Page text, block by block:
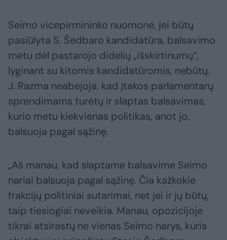
Seimo vicepirmininko nuomone, jei būtų
pasiūlyta S. Šedbaro kandidatūra, balsavimo
metu dėl pastarojo didelių „išskirtinumų“,
lyginant su kitomis kandidatūromis, nebūtų.
J. Razma neabejoja, kad įtakos parlamentarų
sprendimams turėtų ir slaptas balsavimas,
kurio metu kiekvienas politikas, anot jo,
balsuoja pagal sąžinę.
„Aš manau, kad slaptame balsavime Seimo
nariai balsuoja pagal sąžinę. Čia kažkokie
frakcijų politiniai sutarimai, net jei ir jų būtų,
taip tiesiogiai neveikia. Manau, opozicijoje
tikrai atsirastų ne vienas Seimo narys, kuris